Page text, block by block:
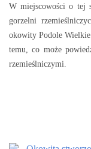
W miejscowości o tej
gorzelni
okowity Podole
temu, co może
rzemieślniczymi.